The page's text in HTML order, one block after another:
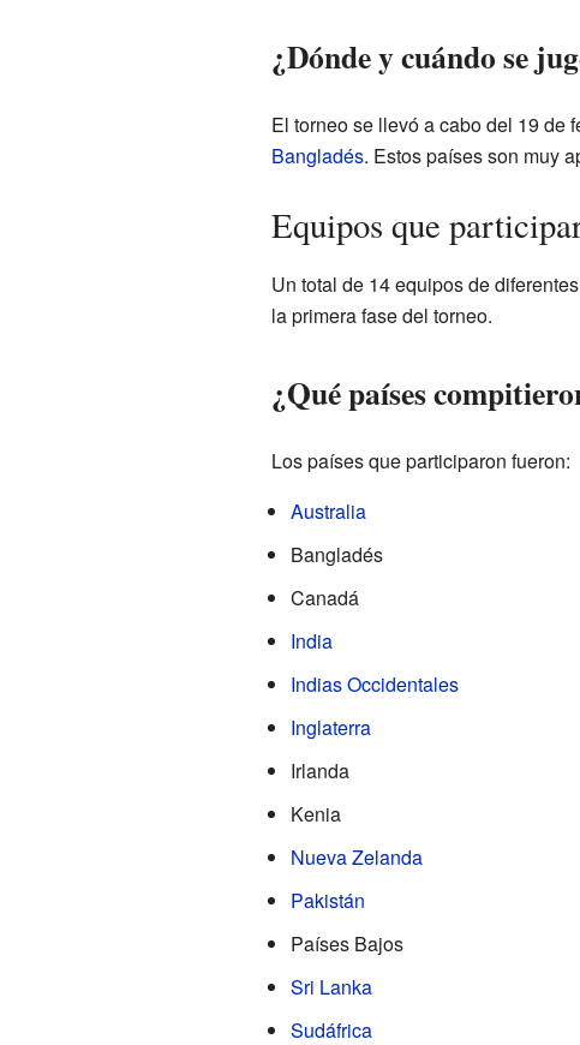
¿Dónde y cuándo se
El torneo se llevó a cabo del 19 de
Bangladés. Estos países son muy
Equipos que
Un total de 14 equipos de
la primera fase del torneo.
¿Qué países
Los países que participaron fueron:
Australia
Bangladés
Canadá
India
Indias Occidentales
Inglaterra
Irlanda
Kenia
Nueva Zelanda
Pakistán
Países Bajos
Sri Lanka
Sudáfrica